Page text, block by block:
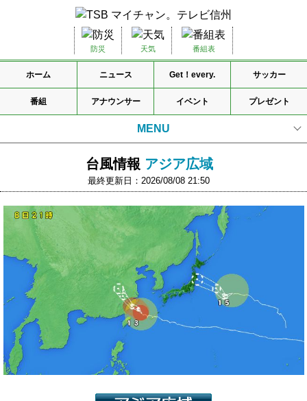
防災 天気 番組表
ホーム ニュース Get！every. サッカー
番組 アナウンサー イベント プレゼント
MENU
気象警報・注意報
気温
週間天気予報
近県の天気
衛星画像
台風情報 アジア広域
最終更新日：2026/08/08 21:50